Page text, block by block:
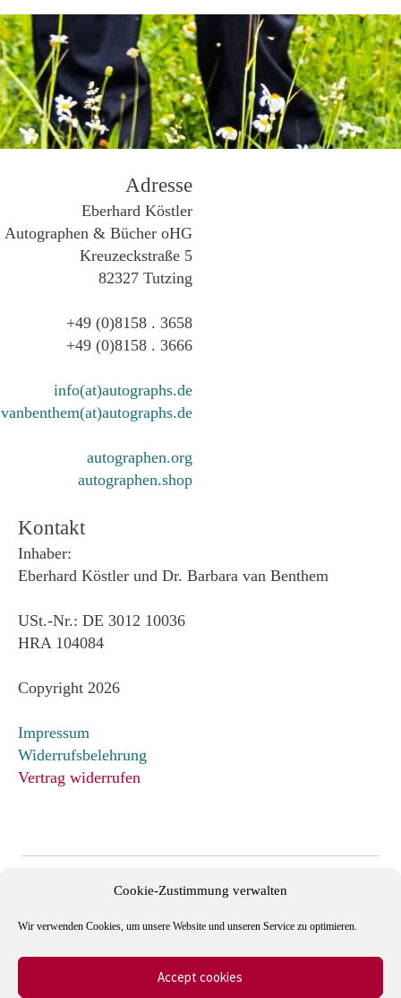
Cookie-Zustimmung verwalten
Wir verwenden Cookies, um unsere Website und unseren Service zu optimieren.
Accept cookies
Adresse
Eberhard Köstler
Autographen & Bücher oHG
Kreuzeckstraße 5
82327 Tutzing
+49 (0)8158 . 3658
+49 (0)8158 . 3666
info(at)autographs.de
vanbenthem(at)autographs.de
autographen.org
autographen.shop
Kontakt
Inhaber:
Eberhard Köstler und Dr. Barbara van Benthem
USt.-Nr.: DE 3012 10036
HRA 104084
Copyright 2026
Impressum
Widerrufsbelehrung
Vertrag widerrufen